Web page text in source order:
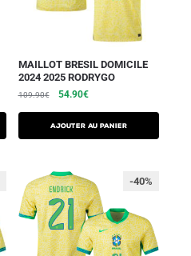
MAILLOT BRESIL DOMICILE
2024 2025 RODRYGO
109.90€ 54.90€
AJOUTER AU PANIER
-40%